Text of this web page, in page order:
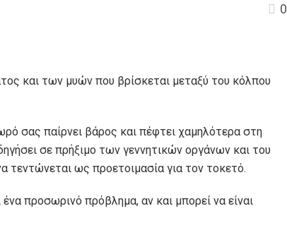
0
και των μυών που βρίσκεται μεταξύ του κόλπου
σας παίρνει βάρος και πέφτει χαμηλότερα στη
σε πρήξιμο των γεννητικών οργάνων και του
τεντώνεται ως προετοιμασία για τον τοκετό.
προσωρινό πρόβλημα, αν και μπορεί να είναι